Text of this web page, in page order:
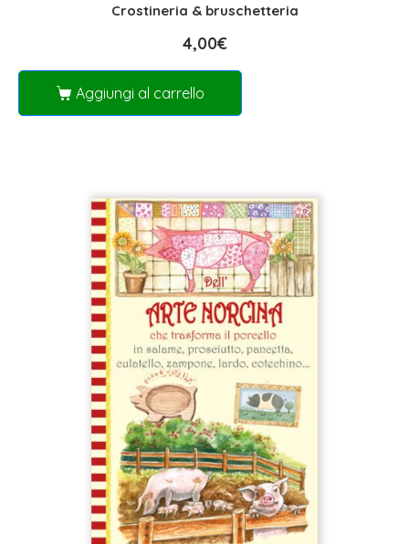
Crostineria & bruschetteria
4,00€
Aggiungi al carrello